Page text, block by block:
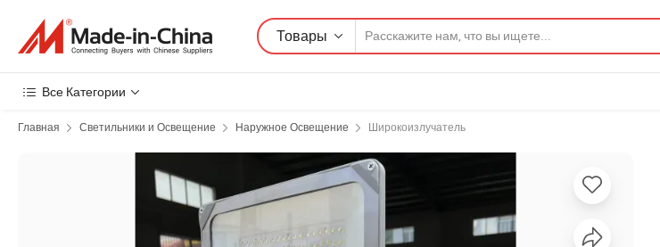
Товары
Все Категории
Главная Светильники и Освещение Наружное Освещение Широкоизлучатель